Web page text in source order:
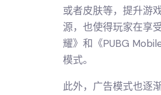
或者皮肤等，提升游
源，也使得玩家在享
耀》和《PUBG
模式。
此外，广告模式也逐